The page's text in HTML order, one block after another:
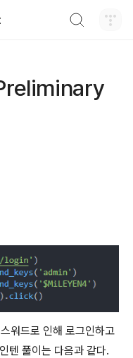
워드로 인해 로그인하고
텐 풀이는 다음과 같다.